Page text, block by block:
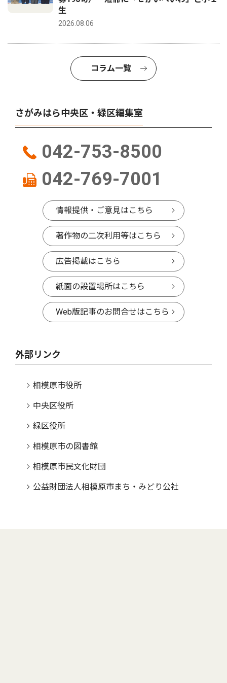
生
2026.08.06
コラム一覧
さがみはら中央区・緑区編集室
042-753-8500
042-769-7001
情報提供・ご意見はこちら
著作物の二次利用等はこちら
広告掲載はこちら
紙面の設置場所はこちら
Web版記事のお問合せはこちら
外部リンク
相模原市役所
中央区役所
緑区役所
相模原市の図書館
相模原市民文化財団
公益財団法人相模原市まち・みどり公社